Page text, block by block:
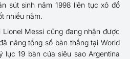
sút sinh năm 1998 liên tục xô đổ
nhiều năm.
Messi cũng đang nhận được
nâng tổng số bàn thắng tại World
lục 19 bàn của siêu sao Argentina